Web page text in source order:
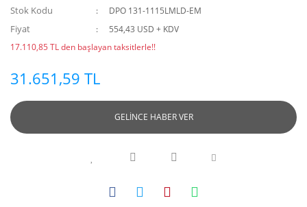
Stok Kodu DPO 131-1115LMLD-EM
Fiyat
554,43 USD + KDV
17.110,85 TL den başlayan taksitlerle!!
31.651,59 TL
GELİNCE HABER VER